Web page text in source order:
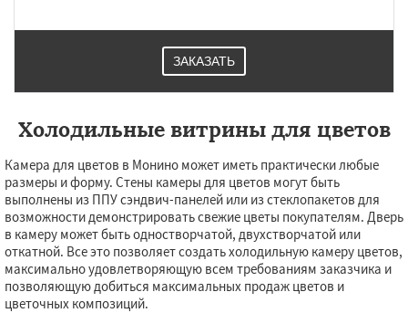
ЗАКАЗАТЬ
Холодильные витрины для цветов
Камера для цветов в Монино может иметь практически любые
размеры и форму. Стены камеры для цветов могут быть
выполнены из ППУ сэндвич-панелей или из стеклопакетов для
возможности демонстрировать свежие цветы покупателям. Дверь
в камеру может быть одностворчатой, двухстворчатой или
откатной. Все это позволяет создать холодильную камеру цветов,
максимально удовлетворяющую всем требованиям заказчика и
позволяющую добиться максимальных продаж цветов и
цветочных композиций.